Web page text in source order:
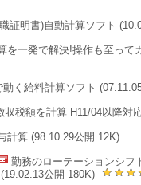
証明書)自動計算ソフト
を一発で解決!操作も至って
動く給料計算ソフト
収税額を計算 H11/04以降対
計算 (98.10.29公開 12K)
勤務のローテーションシフ
公開 180K)